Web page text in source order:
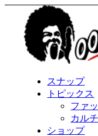
スナップ
トピックス
ファ
カル
ショップ